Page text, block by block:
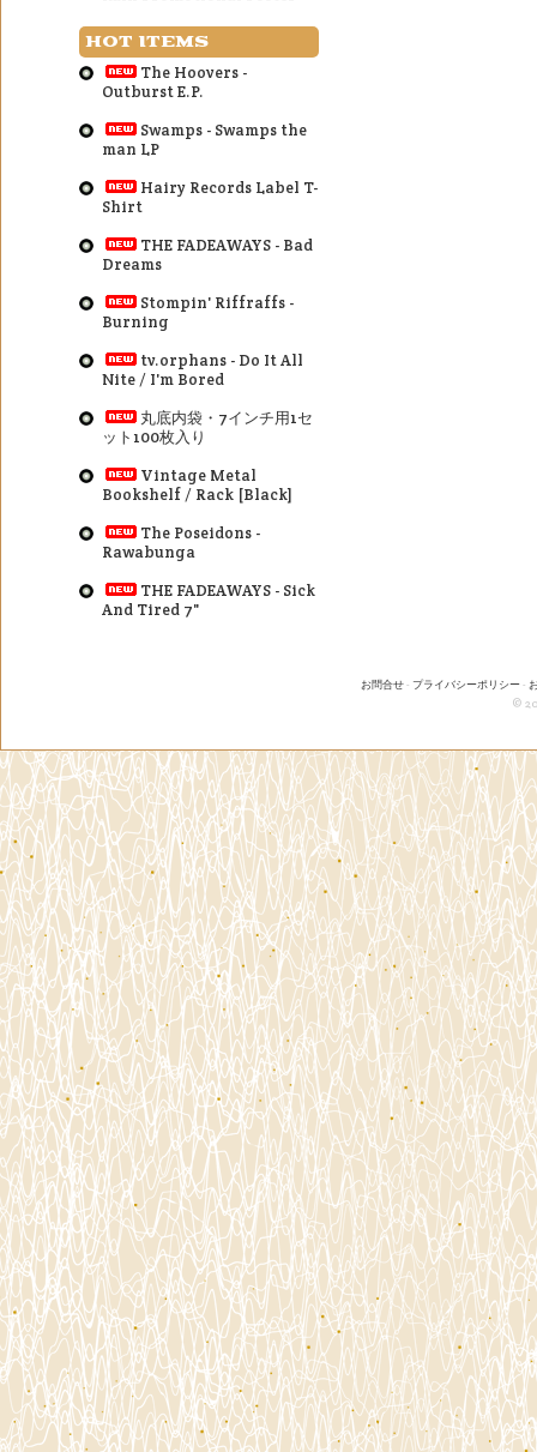
HOT ITEMS
The Hoovers -
Outburst E.P.
Swamps - Swamps the
man LP
Hairy Records Label T-
Shirt
THE FADEAWAYS - Bad
Dreams
Stompin' Riffraffs -
Burning
tv.orphans - Do It All
Nite / I'm Bored
丸底内袋・7インチ用1セ
ット100枚入り
Vintage Metal
Bookshelf / Rack [Black]
The Poseidons -
Rawabunga
THE FADEAWAYS - Sick
And Tired 7"
お問合せ- プライバシーポリシー-
©